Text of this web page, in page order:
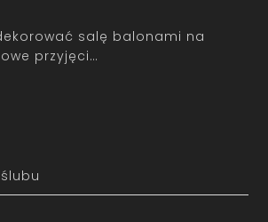
salę balonami na
przyjęci…